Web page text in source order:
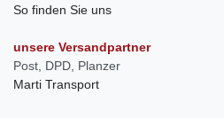
So finden Sie uns
unsere Versandpartner
Post, DPD, Planzer
Marti Transport